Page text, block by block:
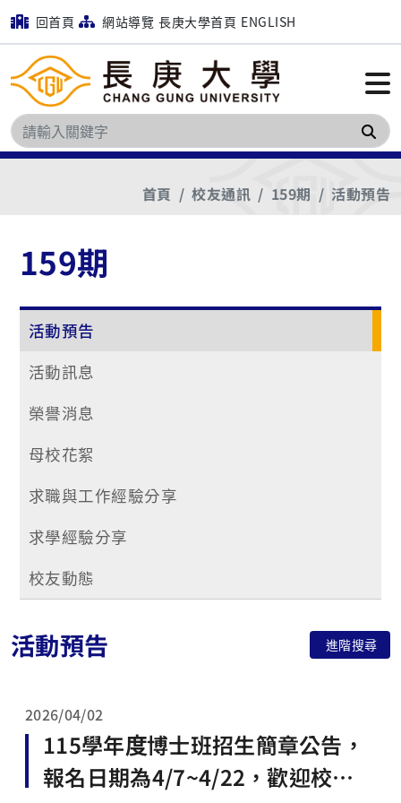
回首頁 網站導覽 長庚大學首頁 ENGLISH
搜
首頁 校友通訊 159期 活動預告
159期
活動預告
活動訊息
榮譽消息
母校花絮
求職與工作經驗分享
求學經驗分享
校友動態
活動預告 進階搜尋
2026/04/02
115學年度博士班招生簡章公告，
報名日期為4/7~4/22，歡迎校友